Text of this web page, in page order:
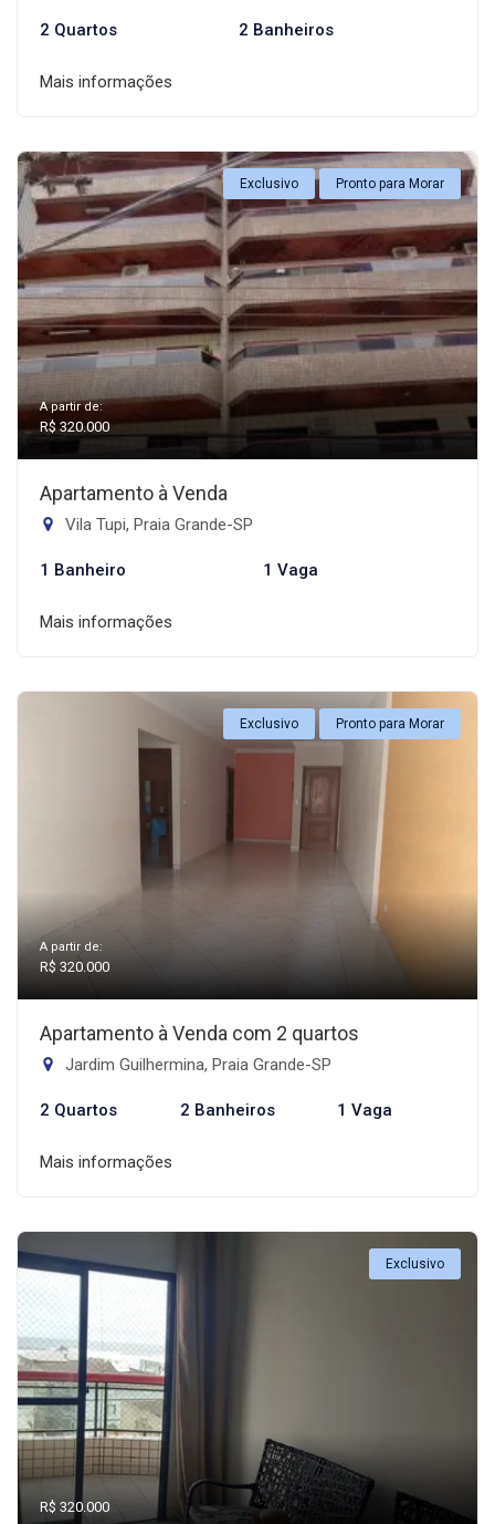
2 Quartos 2 Banheiros
Mais informações
Exclusivo Pronto para Morar
A partir de:
R$ 320.000
Apartamento à Venda
Vila Tupi, Praia Grande-SP
1 Banheiro 1 Vaga
Mais informações
Exclusivo Pronto para Morar
A partir de:
R$ 320.000
Apartamento à Venda com 2 quartos
Jardim Guilhermina, Praia Grande-SP
2 Quartos 2 Banheiros 1 Vaga
Mais informações
Exclusivo
R$ 320.000